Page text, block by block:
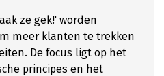
ze gek!' worden
meer klanten te trekken
De focus ligt op het
principes en het